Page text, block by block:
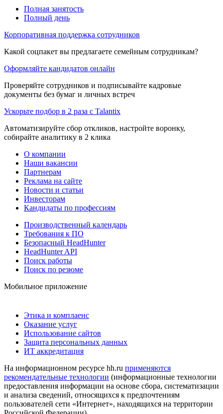
Полная занятость
Полный день
Корпоративная поддержка сотрудников
Какой соцпакет вы предлагаете семейным сотрудникам?
Оформляйте кандидатов онлайн
Проверяйте сотрудников и подписывайте кадровые
документы без бумаг и личных встреч
Ускорьте подбор в 2 раза с Talantix
Автоматизируйте сбор откликов, настройте воронку,
собирайте аналитику в 2 клика
О компании
Наши вакансии
Партнерам
Реклама на сайте
Новости и статьи
Инвесторам
Кандидаты по профессиям
Производственный календарь
Требования к ПО
Безопасный HeadHunter
HeadHunter API
Поиск работы
Поиск по резюме
Мобильное приложение
Этика и комплаенс
Оказание услуг
Использование сайтов
Защита персональных данных
ИТ аккредитация
На информационном ресурсе hh.ru применяются
рекомендательные технологии (информационные технологии
предоставления информации на основе сбора, систематизации
и анализа сведений, относящихся к предпочтениям
пользователей сети «Интернет», находящихся на территории